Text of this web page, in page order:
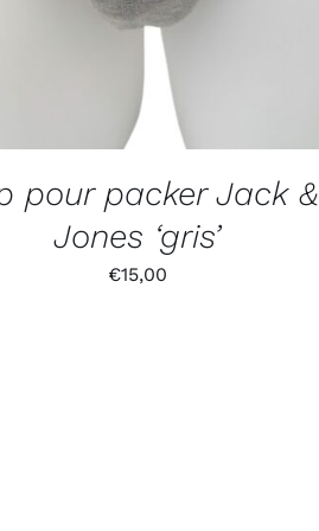
pour packer Jack &
Jones ‘gris’
€15,00